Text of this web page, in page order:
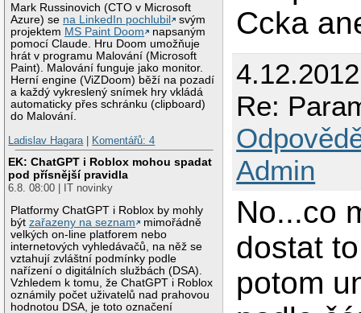
Mark Russinovich (CTO v Microsoft
Azure) se na LinkedIn pochlubil
svým
projektem MS Paint Doom
napsaným
pomocí Claude. Hru Doom umožňuje
hrát v programu Malování (Microsoft
Paint). Malování funguje jako monitor.
Herní engine (ViZDoom) běží na pozadí
a každý vykreslený snímek hry vkládá
automaticky přes schránku (clipboard)
do Malování.
Ladislav Hagara| Komentářů: 4
EK: ChatGPT i Roblox mohou spadat
pod přísnější pravidla
6.8. 08:00 | IT novinky
Platformy ChatGPT i Roblox by mohly
býtzařazeny na seznam
mimořádně
velkých on-line platforem nebo
internetových vyhledávačů, na něž se
vztahují zvláštní podmínky podle
nařízení o digitálních službách (DSA).
Vzhledem k tomu, že ChatGPT i Roblox
oznámily počet uživatelů nad prahovou
hodnotou DSA, je toto označení
Ccka
Re:
Admin
No...co
dostat
potom